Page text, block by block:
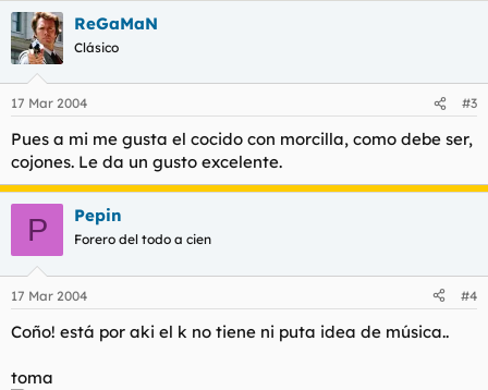
territorio ibérico/sufrancés"
"Concluimos que los habitantes de Europa serían los
descendientes de un grupo relativamente localizado de
hombres y mujeres que habrían habitado en la región que
envuelve el actual País Vasco, hace unos 20.000 años".
ReGaMaN
Clásico
17 Mar 2004 #3
Pues a mi me gusta el cocido con morcilla, como debe ser,
cojones. Le da un gusto excelente.
P Pepin
Forero del todo a cien
17 Mar 2004 #4
Coño! está por aki el k no tiene ni puta idea de música..
toma